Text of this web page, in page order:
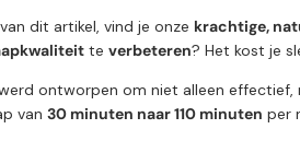
dit artikel, vind je onze krachtige,
te verbeteren? Het kost je
ontworpen om niet alleen effectief,
van 30 minuten naar 110 minuten per